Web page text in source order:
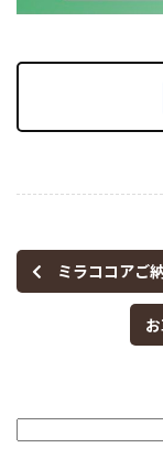
ミラココアご